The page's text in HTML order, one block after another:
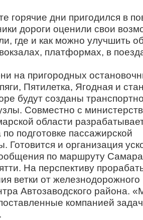
горячие дни пригодился в
дороги оценили свои
где и как можно улучшить
платформах, в
на пригородных
Пятилетка, Ягодная и
будут созданы
Совместно с
области
подготовке пассажирской
Готовится и организация
по маршруту
На перспективу
ветки от железнодорожного
Автозаводского района.
компанией